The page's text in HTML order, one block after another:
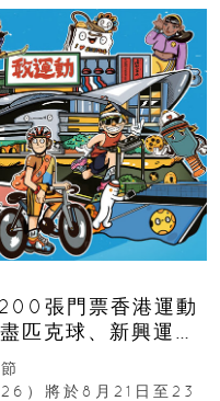
張門票香港運動
匹克球、新興運
展覽
）將於8月21日至23